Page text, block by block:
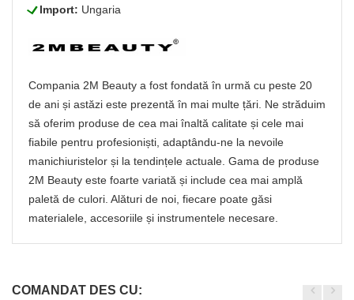
LImport: Ungaria
Compania 2M Beauty a fost fondată în urmă cu peste 20
de ani și astăzi este prezentă în mai multe țări. Ne străduim
să oferim produse de cea mai înaltă calitate și cele mai
fiabile pentru profesioniști, adaptându-ne la nevoile
manichiuristelor și la tendințele actuale. Gama de produse
2M Beauty este foarte variată și include cea mai amplă
paletă de culori. Alături de noi, fiecare poate găsi
materialele, accesoriile și instrumentele necesare.
COMANDAT DES CU: